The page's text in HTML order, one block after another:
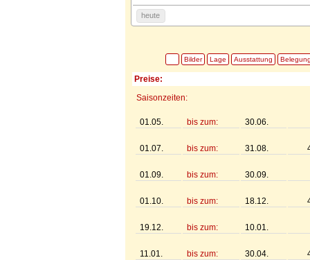
heute
Bilder Lage Ausstattung
Preise:
Saisonzeiten:
01.05. bis zum: 30.06.
01.07. bis zum: 31.08.
01.09. bis zum: 30.09.
01.10. bis zum: 18.12.
19.12. bis zum: 10.01.
11.01. bis zum: 30.04.